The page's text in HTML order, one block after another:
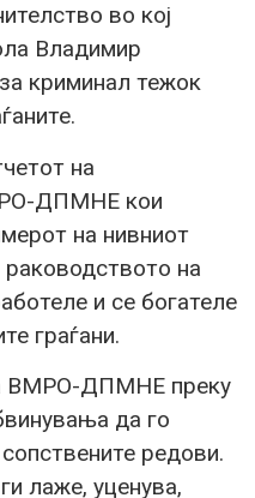
во кој
Владимир
криминал тежок
на
ДПМНЕ кои
на нивниот
на
и се богателе
граѓани.
ВМРО-ДПМНЕ преку
да го
редови.
лаже, уценува,